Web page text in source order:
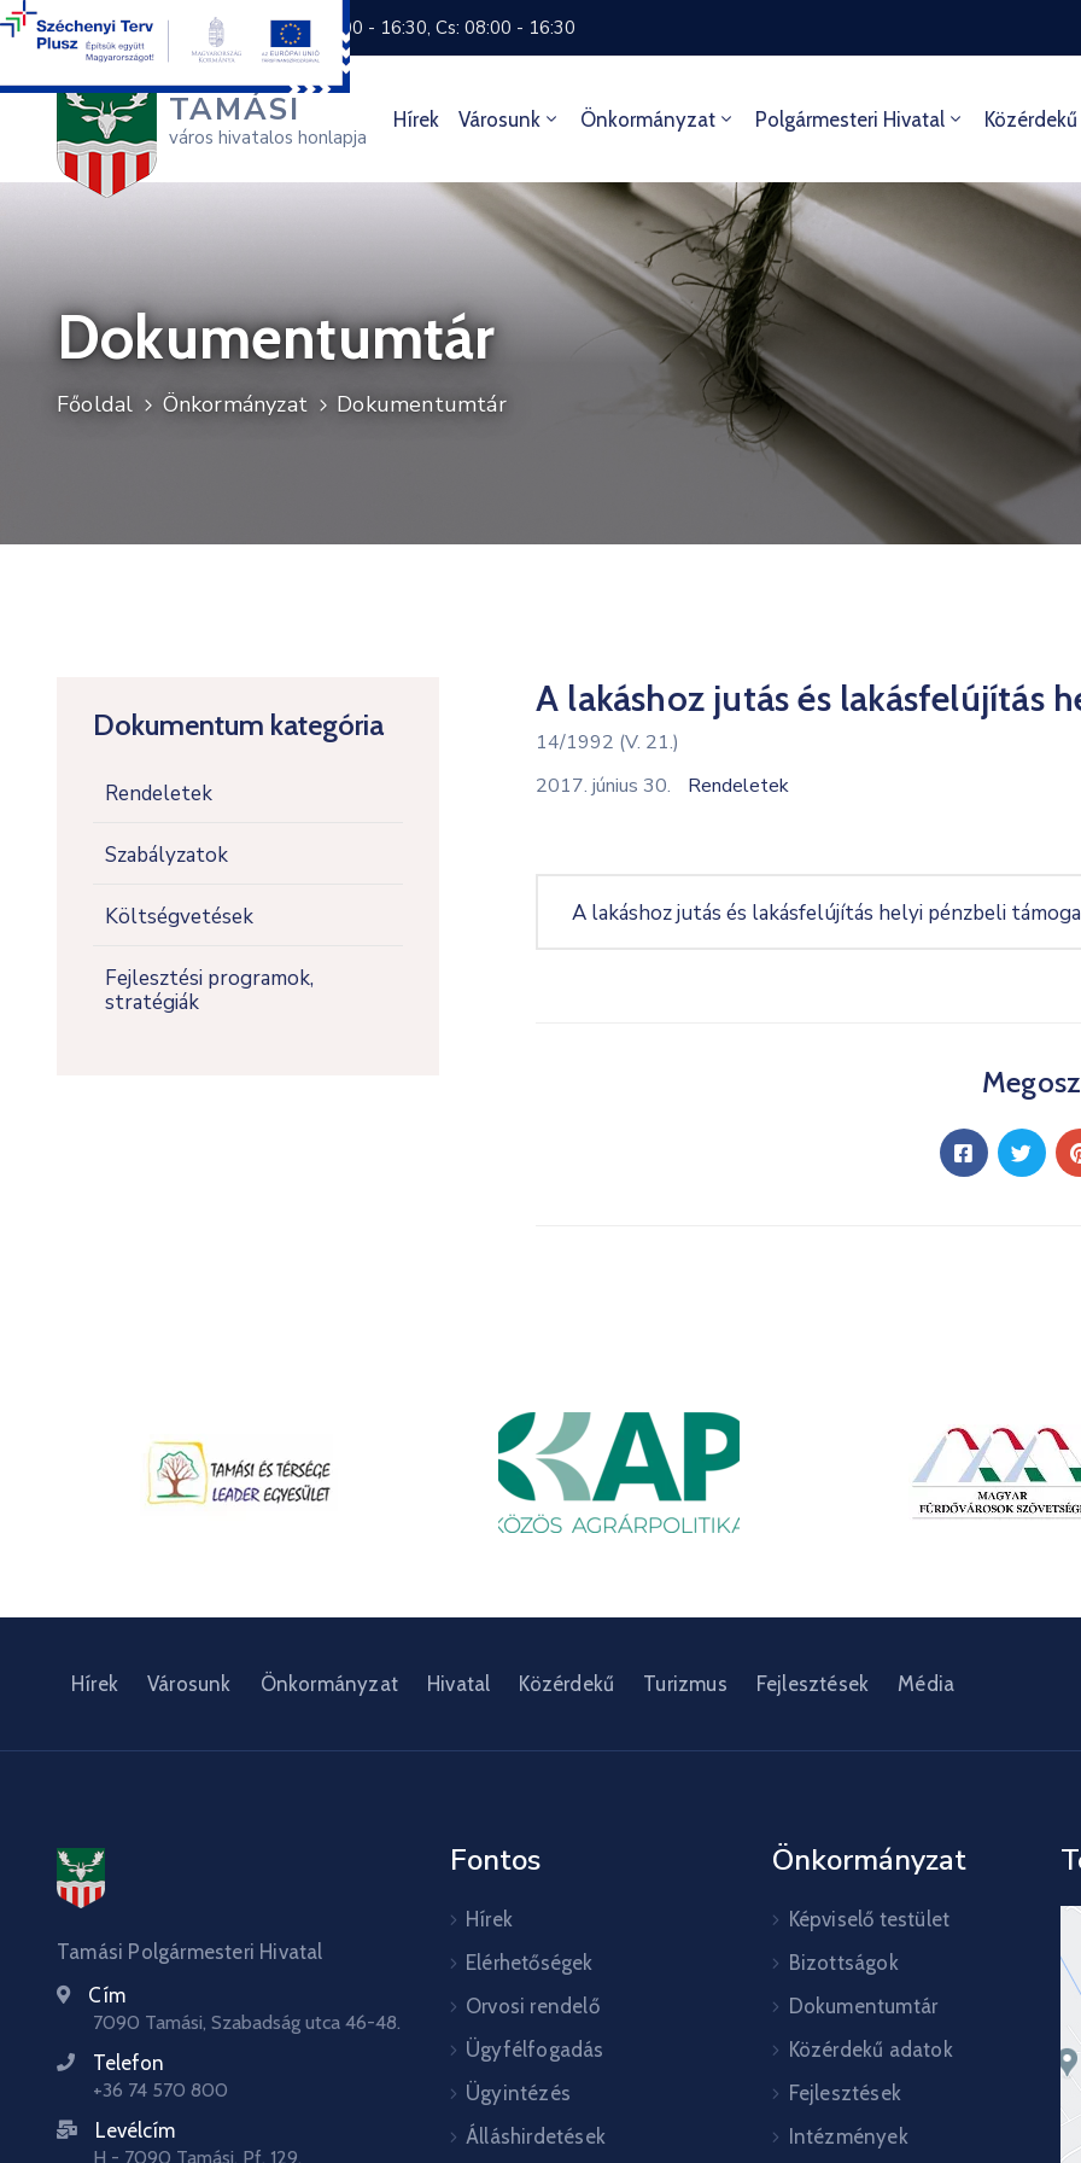
+36 74 570 800 H: 8:00 - 16:30, Cs: 08:00 - 16:30
TAMÁSI
város hivatalos honlapja
Hírek Városunk Önkormányzat Polgármesteri Hivatal Közérdekű
Dokumentumtár
Főoldal Önkormányzat Dokumentumtár
Dokumentum kategória
Rendeletek
Szabályzatok
Költségvetések
Fejlesztési programok,
stratégiák
A lakáshoz jutás és lakásfelújítás
14/1992 (V. 21.)
2017. június 30.
Rendeletek
A lakáshoz jutás és lakásfelújítás helyi pénzbeli
Hírek Városunk Önkormányzat Hivatal Közérdekű Turizmus Fejlesztések Média
Tamási Polgármesteri Hivatal
Cím
7090 Tamási, Szabadság utca 46-48.
Telefon
+36 74 570 800
Levélcím
H - 7090 Tamási, Pf. 129.
Fontos
Hírek
Elérhetőségek
Orvosi rendelő
Ügyfélfogadás
Ügyintézés
Álláshirdetések
Önkormányzat
Képviselő testület
Bizottságok
Dokumentumtár
Közérdekű adatok
Fejlesztések
Intézmények